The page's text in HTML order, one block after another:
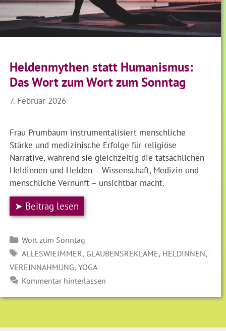
Heldenmythen statt Humanismus:
Das Wort zum Wort zum Sonntag
7. Februar 2026
Frau Prumbaum instrumentalisiert menschliche
Stärke und medizinische Erfolge für religiöse
Narrative, während sie gleichzeitig die tatsächlichen
Heldinnen und Helden – Wissenschaft, Medizin und
menschliche Vernunft – unsichtbar macht.
➤ Beitrag lesen
Kategorien
Wort zum Sonntag
SCHLAGWÖRTER
ALLESWIEIMMER, GLAUBENSREKLAME, HELDINNEN,
VEREINNAHMUNG,YOGA
Kommentar hinterlassen